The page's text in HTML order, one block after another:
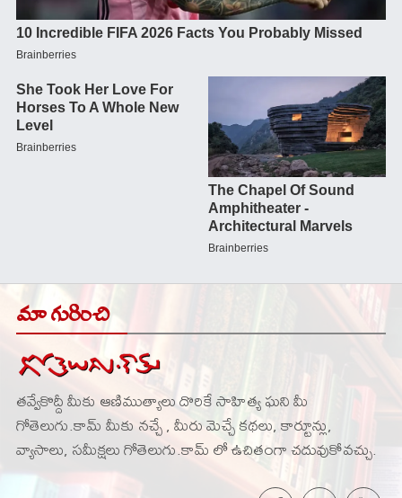
మా గురించి
తవ్వేకొద్దీ మీకు ఆణిముత్యాలు దొరికే సాహిత్య ఘని మీ
గోతెలుగు.కామ్ మీకు నచ్చే , మీరు మెచ్చే కథలు, కార్టూన్లు,
వ్యాసాలు, సమీక్షలు గోతెలుగు.కామ్ లో ఉచితంగా చదువుకోవచ్చు.